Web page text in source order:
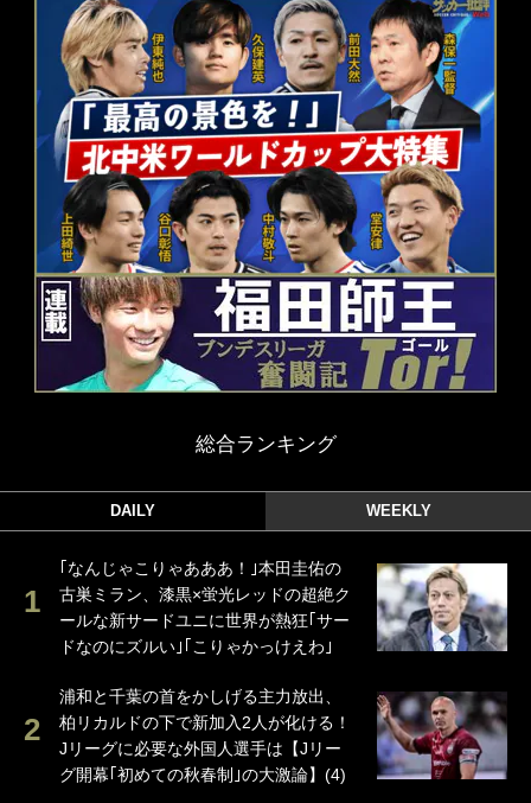
総合ランキング
DAILY WEEKLY
｢なんじゃこりゃあああ！｣本田圭佑の
古巣ミラン、漆黒×蛍光レッドの超絶ク
ールな新サードユニに世界が熱狂｢サー
ドなのにズルい｣｢こりゃかっけえわ｣
浦和と千葉の首をかしげる主力放出、
柏リカルドの下で新加入2人が化ける！
Jリーグに必要な外国人選手は【Jリー
グ開幕｢初めての秋春制｣の大激論】(4)